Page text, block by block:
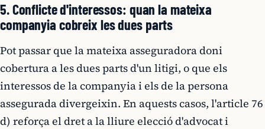
5. Conflicte d'interessos: quan la mateixa
companyia cobreix les dues parts
Pot passar que la mateixa asseguradora doni
cobertura a les dues parts d'un litigi, o que els
interessos de la companyia i els de la persona
assegurada divergeixin. En aquests casos, l'article 76
d) reforça el dret a la lliure elecció d'advocat i